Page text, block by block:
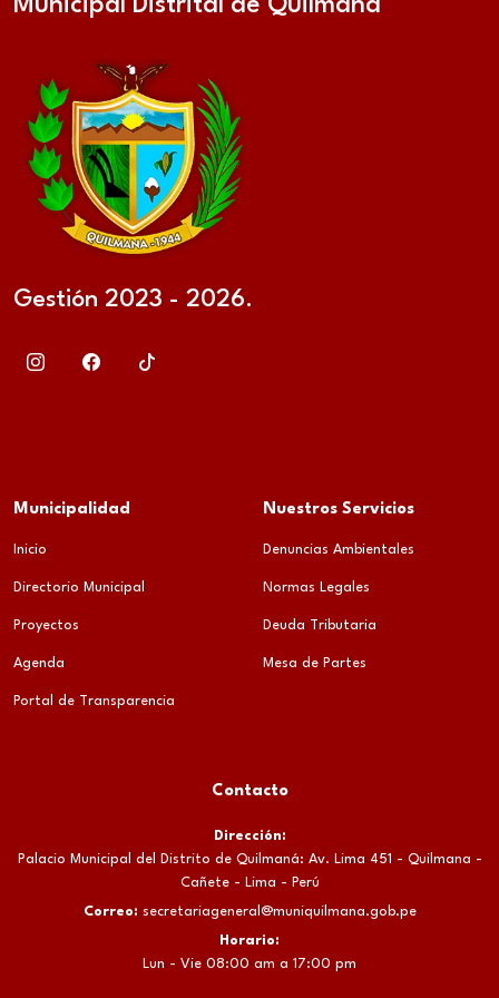
Municipal Distrital de Quilmaná
Gestión 2023 - 2026.
Municipalidad
Inicio
Directorio Municipal
Proyectos
Agenda
Portal de Transparencia
Nuestros Servicios
Denuncias Ambientales
Normas Legales
Deuda Tributaria
Mesa de Partes
Contacto
Dirección:
Palacio Municipal del Distrito de Quilmaná: Av. Lima 451 - Quilmana -
Cañete - Lima - Perú
Correo: secretariageneral@muniquilmana.gob.pe
Horario:
Lun - Vie 08:00 am a 17:00 pm